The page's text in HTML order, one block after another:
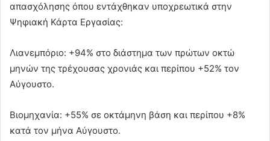
απασχόλησης όπου εντάχθηκαν υποχρεωτικά στην
Ψηφιακή Κάρτα Εργασίας:
Λιανεμπόριο: +94% στο διάστημα των πρώτων οκτώ
μηνών της τρέχουσας χρονιάς και περίπου +52% τον
Αύγουστο.
Βιομηχανία: +55% σε οκτάμηνη βάση και περίπου +8%
κατά τον μήνα Αύγουστο.